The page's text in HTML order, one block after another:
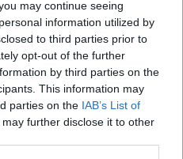
may continue seeing
information utilized by
to third parties prior to
opt-out of the further
by third parties on the
This information may
parties on the IAB’s List of
may further disclose it to other